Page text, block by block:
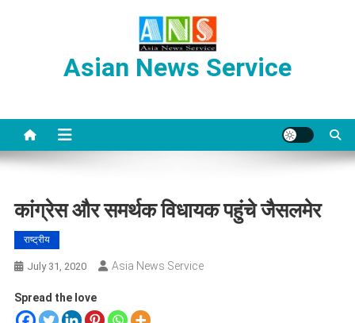
Asian News Service
कांग्रेस और समर्थक विधायक पहुंचे जैसलमेर
राष्ट्रीय
July 31, 2020 Asia News Service
Spread the love